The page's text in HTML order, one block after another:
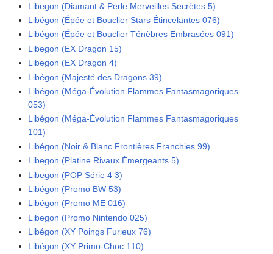
Libegon (Diamant & Perle Merveilles Secrètes 5)
Libégon (Épée et Bouclier Stars Étincelantes 076)
Libégon (Épée et Bouclier Ténèbres Embrasées 091)
Libegon (EX Dragon 15)
Libegon (EX Dragon 4)
Libégon (Majesté des Dragons 39)
Libégon (Méga-Évolution Flammes Fantasmagoriques
053)
Libégon (Méga-Évolution Flammes Fantasmagoriques
101)
Libégon (Noir & Blanc Frontières Franchies 99)
Libegon (Platine Rivaux Émergeants 5)
Libegon (POP Série 4 3)
Libégon (Promo BW 53)
Libégon (Promo ME 016)
Libegon (Promo Nintendo 025)
Libégon (XY Poings Furieux 76)
Libégon (XY Primo-Choc 110)